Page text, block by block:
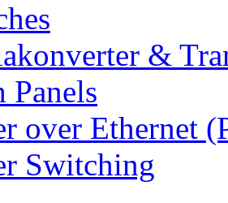
&
Panels
over Ethernet
Switching